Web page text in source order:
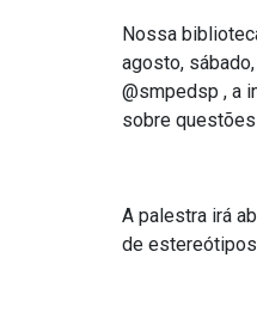
Nossa
agosto,
@‌smpedsp , a
sobre
A palestra irá
de